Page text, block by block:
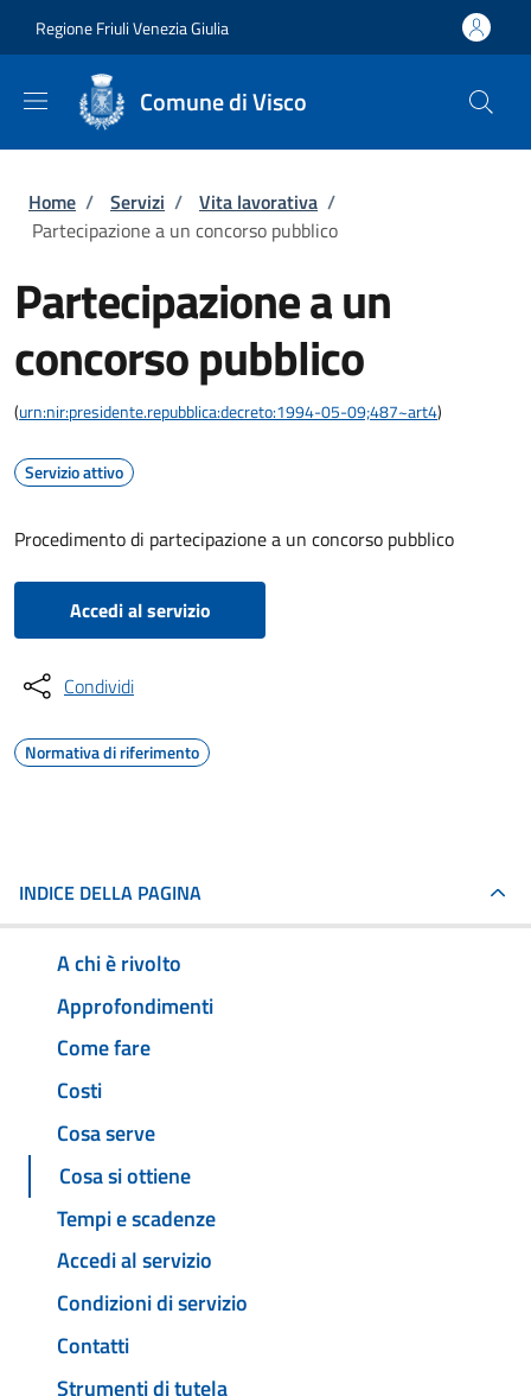
Regione Friuli Venezia Giulia
Comune di Visco
Briciole di pane
Home / Servizi / Vita lavorativa /
Partecipazione a un concorso pubblico
Partecipazione a un
concorso pubblico
(urn:nir:presidente.repubblica:decreto:1994-05-09;487~art4)
Servizio attivo
Procedimento di partecipazione a un concorso pubblico
Accedi al servizio
Condividi
Normativa di riferimento
INDICE DELLA PAGINA
A chi è rivolto
Approfondimenti
Come fare
Costi
Cosa serve
Cosa si ottiene
Tempi e scadenze
Accedi al servizio
Condizioni di servizio
Contatti
Strumenti di tutela